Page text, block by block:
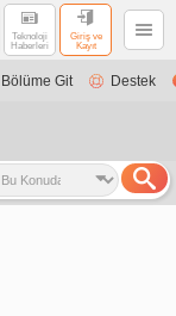
Teknoloji
Haberleri
Giriş ve
Kayıt
Bölüme Git Destek